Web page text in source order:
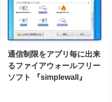
通信制限をアプリ毎に出来
るファイアウォールフリー
ソフト 『simplewall』